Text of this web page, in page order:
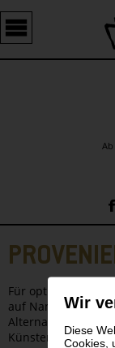
Wir
Diese
Cookies,
Barrierefreie
Bedienung
der
Sidebar
Für optimale
auf Namen oder
Alternativ